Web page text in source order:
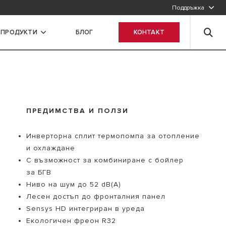
Поддръжка
БЛОГ КОНТАКТ
ПРЕДИМСТВА И ПОЛЗИ
Инверторна сплит термопомпа за отопление
и охлаждане
С възможност за комбиниране с бойлер
за БГВ
Ниво на шум до 52 dB(A)
Лесен достъп до фронталния панел
Sensys HD интегриран в уреда
Екологичен фреон R32